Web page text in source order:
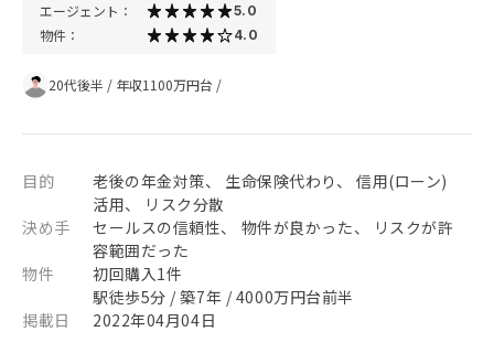
エージェント： 5.0
物件： 4.0
20代後半 / 年収1100万円台 /
目的
老後の年金対策、 生命保険代わり、 信用(ローン)
活用、 リスク分散
決め手
セールスの信頼性、 物件が良かった、 リスクが許
容範囲だった
物件
初回購入1件
駅徒歩5分 / 築7年 / 4000万円台前半
掲載日
2022年04月04日